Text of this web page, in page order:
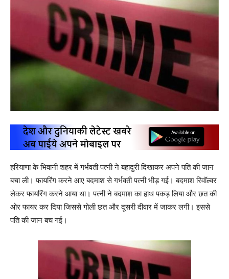
हरियाणा के भिवानी शहर में गर्भवती पत्नी ने बहादुरी दिखाकर अपने पति की जान
बचा ली। फायरिंग करने आए बदमाश से गर्भवती पत्नी भीड़ गई। बदमाश रिवॉल्वर
लेकर फायरिंग करने आया था। पत्नी ने बदमाश का हाथ पकड़ लिया और छत की
ओर फायर कर दिया जिससे गोली छत और दूसरी दीवार में जाकर लगी। इससे
पति की जान बच गई।